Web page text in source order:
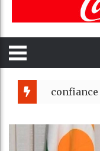
dans
: Ouattara